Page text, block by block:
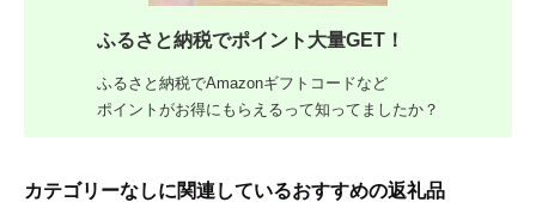
ふるさと納税でポイント大量GET！
ふるさと納税でAmazonギフトコードなど
ポイントがお得にもらえるって知ってましたか？
カテゴリーなしに関連しているおすすめの返礼品